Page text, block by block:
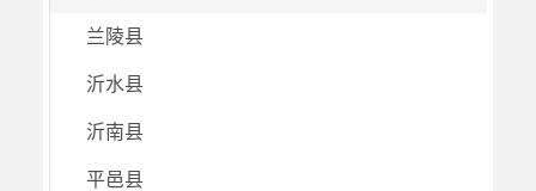
兰陵县
沂水县
沂南县
平邑县